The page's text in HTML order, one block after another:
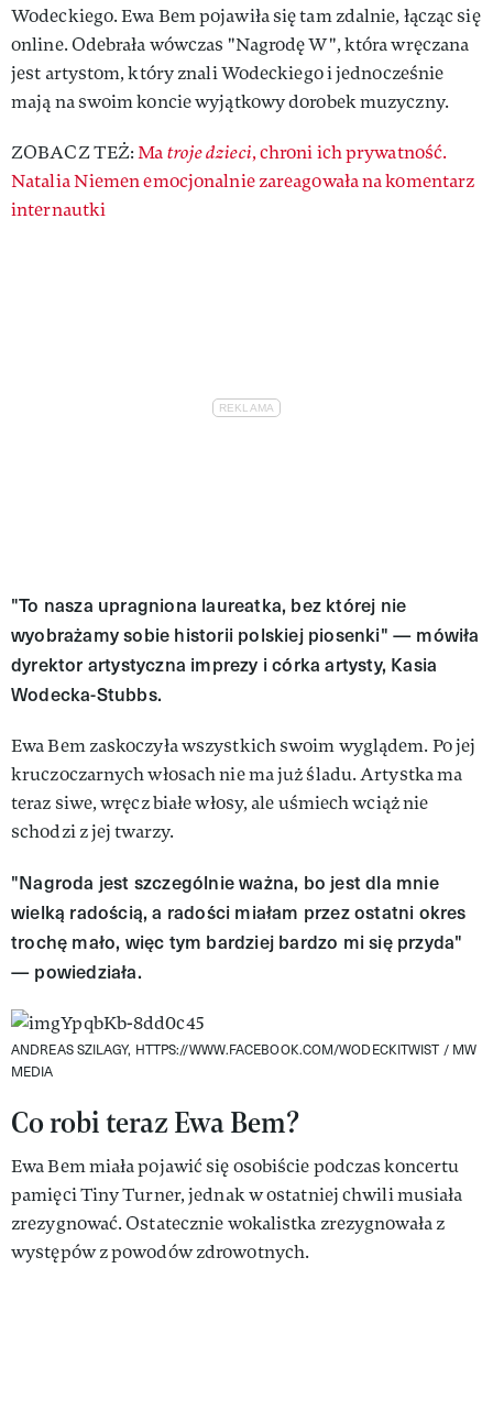
Wodeckiego. Ewa Bem pojawiła się tam zdalnie, łącząc się
online. Odebrała wówczas "Nagrodę W", która wręczana
jest artystom, który znali Wodeckiego i jednocześnie
mają na swoim koncie wyjątkowy dorobek muzyczny.
ZOBACZ TEŻ:Matroje dzieci, chroni ich prywatność.
Natalia Niemen emocjonalnie zareagowała na komentarz
internautki
"To nasza upragniona laureatka, bez której nie
wyobrażamy sobie historii polskiej piosenki" — mówiła
dyrektor artystyczna imprezy i córka artysty, Kasia
Wodecka-Stubbs.
Ewa Bem zaskoczyła wszystkich swoim wyglądem. Po jej
kruczoczarnych włosach nie ma już śladu. Artystka ma
teraz siwe, wręcz białe włosy, ale uśmiech wciąż nie
schodzi z jej twarzy.
"Nagroda jest szczególnie ważna, bo jest dla mnie
wielką radością, a radości miałam przez ostatni okres
trochę mało, więc tym bardziej bardzo mi się przyda"
— powiedziała.
ANDREAS SZILAGY, HTTPS://WWW.FACEBOOK.COM/WODECKITWIST / MW
MEDIA
Co robi teraz Ewa Bem?
Ewa Bem miała pojawić się osobiście podczas koncertu
pamięci Tiny Turner, jednak w ostatniej chwili musiała
zrezygnować. Ostatecznie wokalistka zrezygnowała z
występów z powodów zdrowotnych.